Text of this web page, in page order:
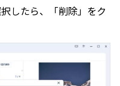
したら、「削除」をク